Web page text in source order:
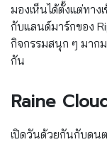
มองเห็นได้ตั้งแต่ทาง
กับแลนด์มาร์กของ
กิจกรรมสนุก ๆ มาก
กัน
Raine
เปิดวันด้วยกันกับดน